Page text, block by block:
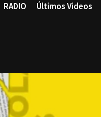
RADIO Últimos Videos